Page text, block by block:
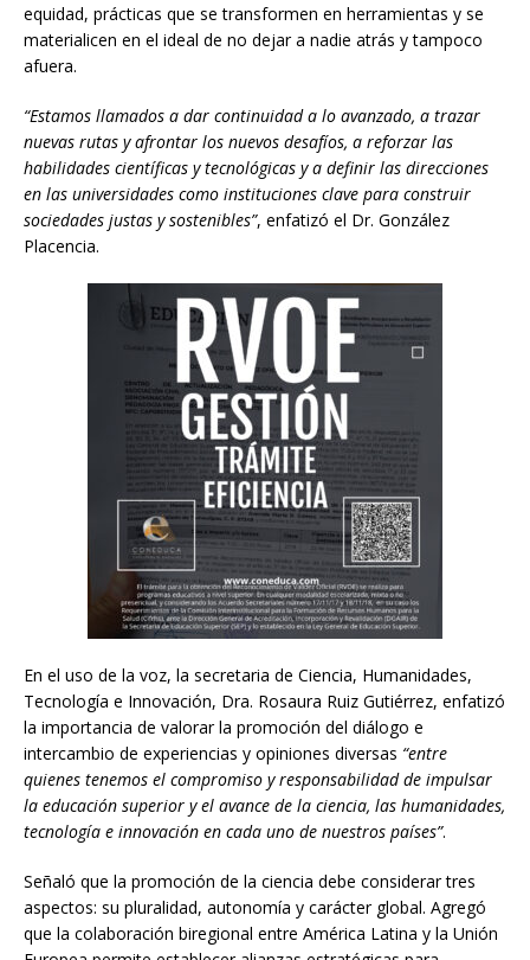
equidad, prácticas que se transformen en herramientas y se
materialicen en el ideal de no dejar a nadie atrás y tampoco
afuera.
“Estamos llamados a dar continuidad a lo avanzado, a trazar
nuevas rutas y afrontar los nuevos desafíos, a reforzar las
habilidades científicas y tecnológicas y a definir las direcciones
en las universidades como instituciones clave para construir
sociedades justas y sostenibles”, enfatizó el Dr. González
Placencia.
En el uso de la voz, la secretaria de Ciencia, Humanidades,
Tecnología e Innovación, Dra. Rosaura Ruiz Gutiérrez, enfatizó
la importancia de valorar la promoción del diálogo e
intercambio de experiencias y opiniones diversas “entre
quienes tenemos el compromiso y responsabilidad de impulsar
la educación superior y el avance de la ciencia, las humanidades,
tecnología e innovación en cada uno de nuestros países”.
Señaló que la promoción de la ciencia debe considerar tres
aspectos: su pluralidad, autonomía y carácter global. Agregó
que la colaboración biregional entre América Latina y la Unión